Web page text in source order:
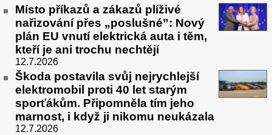
Místo příkazů a zákazů plíživé
nařizování přes „poslušné”: Nový
plán EU vnutí elektrická auta i těm,
kteří je ani trochu nechtějí
12.7.2026
Škoda postavila svůj nejrychlejší
elektromobil proti 40 let starým
sporťákům. Připomněla tím jeho
marnost, i když ji nikomu neukázala
12.7.2026